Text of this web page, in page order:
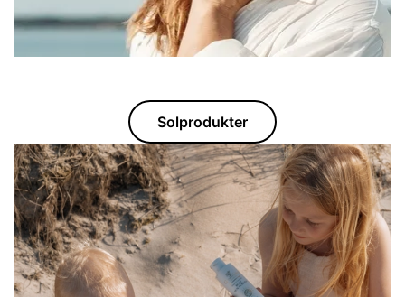
Solprodukter